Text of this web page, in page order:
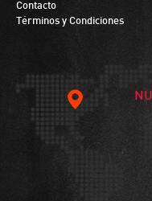
Contacto
Términos y Condiciones